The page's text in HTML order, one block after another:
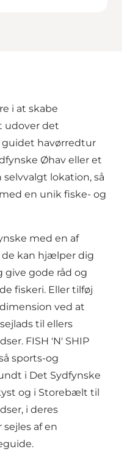
i at skabe
udover det
havørredtur
Øhav eller et
lokation, så
en unik fiske- og
med en af
de kan hjælper dig
give gode råd og
fiskeri. Eller tilføj
ved at
til ellers
FISH 'N' SHIP
sports-og
i Det Sydfynske
og i Storebælt til
i deres
af en